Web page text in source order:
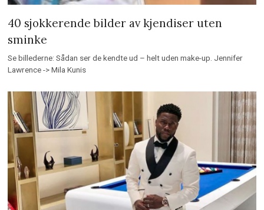
40 sjokkerende bilder av kjendiser uten
sminke
Se billederne: Sådan ser de kendte ud – helt uden make-up. Jennifer
Lawrence -> Mila Kunis